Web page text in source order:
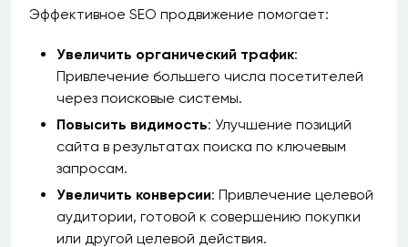
Эффективное SEO продвижение помогает:
Увеличить органический трафик:
Привлечение большего числа посетителей
через поисковые системы.
Повысить видимость: Улучшение позиций
сайта в результатах поиска по ключевым
запросам.
Увеличить конверсии: Привлечение целевой
аудитории, готовой к совершению покупки
или другой целевой действия.